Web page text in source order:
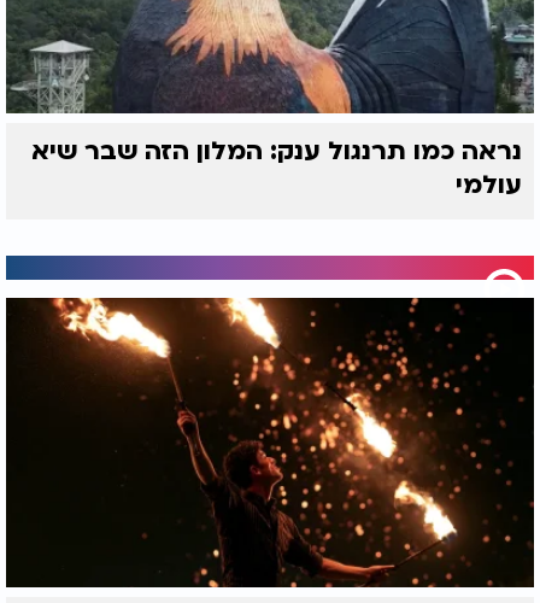
נראה כמו תרנגול ענק: המלון הזה שבר שיא
עולמי